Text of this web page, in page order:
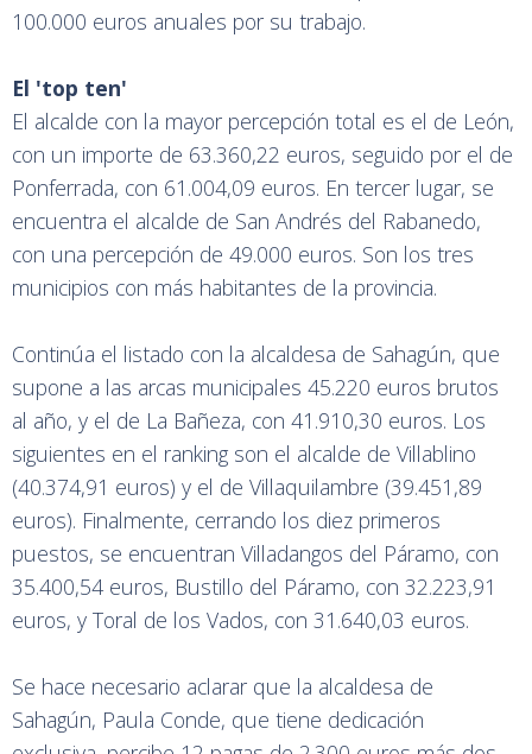
100.000 euros anuales por su trabajo.
El 'top ten'
El alcalde con la mayor percepción total es el de León,
con un importe de 63.360,22 euros, seguido por el de
Ponferrada, con 61.004,09 euros. En tercer lugar, se
encuentra el alcalde de San Andrés del Rabanedo,
con una percepción de 49.000 euros. Son los tres
municipios con más habitantes de la provincia.
Continúa el listado con la alcaldesa de Sahagún, que
supone a las arcas municipales 45.220 euros brutos
al año, y el de La Bañeza, con 41.910,30 euros. Los
siguientes en el ranking son el alcalde de Villablino
(40.374,91 euros) y el de Villaquilambre (39.451,89
euros). Finalmente, cerrando los diez primeros
puestos, se encuentran Villadangos del Páramo, con
35.400,54 euros, Bustillo del Páramo, con 32.223,91
euros, y Toral de los Vados, con 31.640,03 euros.
Se hace necesario aclarar que la alcaldesa de
Sahagún, Paula Conde, que tiene dedicación